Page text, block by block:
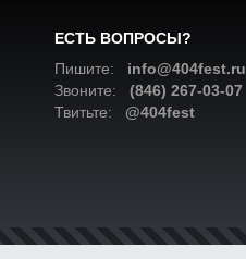
ЕСТЬ ВОПРОСЫ?
Пишите: info@404fest.ru
Звоните: (846) 267-03-07
Твитьте: @404fest